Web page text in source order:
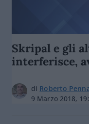
Skripal e gli
interferisce,
di Roberto
9 Marzo 2018,